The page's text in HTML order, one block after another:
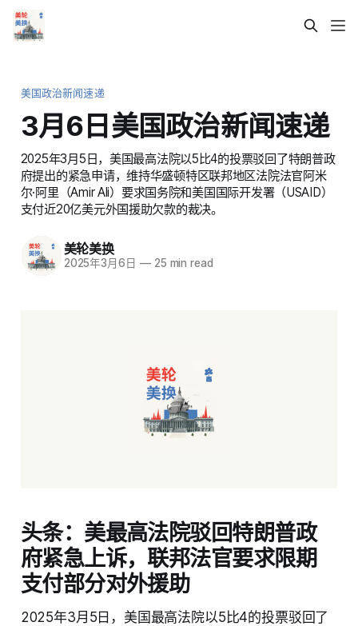
美国政治新闻速递
3月6日美国政治新闻速递
2025年3月5日，美国最高法院以5比4的投票驳回了特朗普政
府提出的紧急申请，维持华盛顿特区联邦地区法院法官阿米
尔·阿里（Amir Ali）要求国务院和美国国际开发署（USAID）
支付近20亿美元外国援助欠款的裁决。
美轮美换
2025年3月6日 —25 min read
头条：美最高法院驳回特朗普政
府紧急上诉，联邦法官要求限期
支付部分对外援助
2025年3月5日，美国最高法院以5比4的投票驳回了